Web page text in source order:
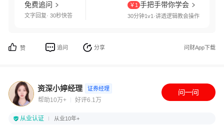
免费追问
文字回复· 30秒快答
￥1 手把手带你学会
30分钟1v1·讲透逻辑教会操作
赞 追问 分享 问财App下载
资深小婷经理 证券经理
帮助10万+ 好评6.1万
从业认证 从业10年+